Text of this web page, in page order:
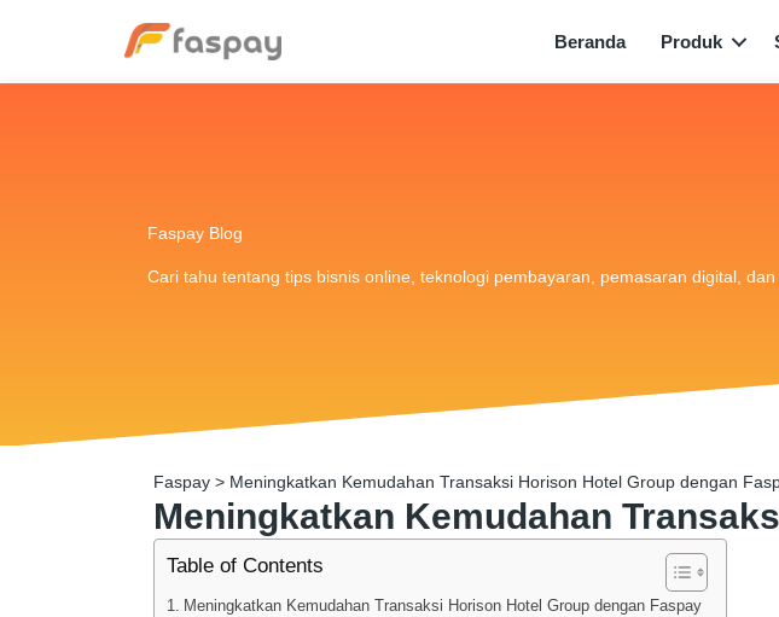
Beranda Produk
Faspay Blog
Cari tahu tentang tips bisnis online, teknologi pembayaran, pemasaran digital,
Faspay > Meningkatkan Kemudahan Transaksi Horison Hotel Group dengan
Meningkatkan Kemudahan
Table of Contents
Meningkatkan Kemudahan Transaksi Horison Hotel Group dengan Faspay